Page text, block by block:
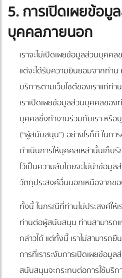
5. การเปิดเผยข้อ
บุคคลภายนอก
เราจะไม่เปิดเผยข้อมูลส่วนบุค
แต่จะได้รับความยินยอมจากท่าน
บริการตามเว็บไซต์ของเราแก่ท่
เราเปิดเผยข้อมูลส่วนบุคคลขอ
บุคคลซึ่งทำงานร่วมกับเรา หรือ
(“ผู้สนับสนุน”) อย่างไรก็ดี ในกา
ดำเนินการให้บุคคลเหล่านั้นเก็
ไว้เป็นความลับโดยจะไม่นำข้อมู
วัตถุประสงค์อื่นนอกเหนือจากขอ
ทั้งนี้ ในกรณีที่ท่านไม่ประสงค์ให้
ท่านต่อผู้สนับสนุน ท่านสามารถแ
กล่าวได้ แต่ทั้งนี้ เราไม่สามารถ
การที่เราระงับการเปิดเผยข้อมู
สนับสนุนจะกระทบต่อการใช้บริก